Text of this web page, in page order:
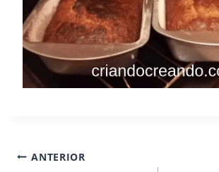
Navegación
ANTERIOR